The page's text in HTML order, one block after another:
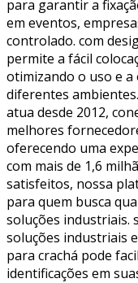
para garantir a
em eventos,
controlado. com
permite a fácil
otimizando o uso e a
diferentes
atua desde 2012,
melhores
oferecendo uma
com mais de 1,6
satisfeitos, nossa
para quem busca
soluções industriais.
soluções industriais
para crachá pode
identificações em